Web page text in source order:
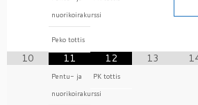
nuorikoirakurssi
Peko tottis
10 11
Pentu- ja
nuorikoirakurssi
12
PK tottis
13